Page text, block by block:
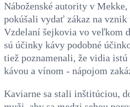
Náboženské autority v
pokúšali vydať zákaz na
Vzdelaní šejkovia vo veľkom
sú účinky kávy podobné
tiež poznamenali, že vidia
kávou a vínom - nápojom
Kaviarne sa stali inštitúciou,